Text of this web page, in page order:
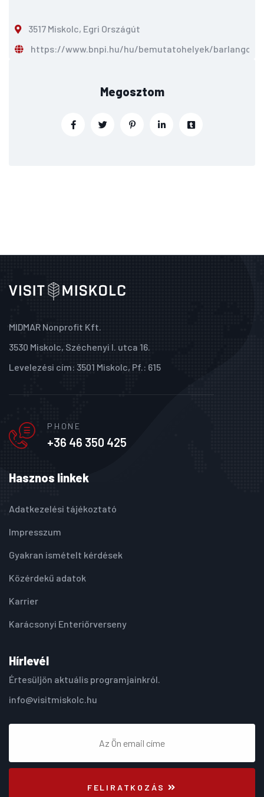
3517 Miskolc, Egri Országút
https://www.bnpi.hu/hu/bemutatohelyek/barlangok
Megosztom
MIDMAR Nonprofit Kft.
3530 Miskolc, Széchenyi I. utca 16.
Levelezési cím: 3501 Miskolc, Pf.: 615
PHONE
+36 46 350 425
Hasznos linkek
Adatkezelési tájékoztató
Impresszum
Gyakran ismételt kérdések
Közérdekű adatok
Karrier
Karácsonyi Enteriőrverseny
Hírlevél
Értesüljön aktuális programjainkról.
info@visitmiskolc.hu
FELIRATKOZÁS